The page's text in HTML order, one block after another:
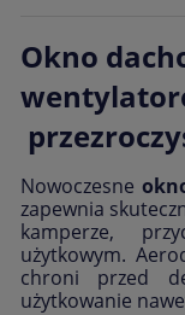
Okno
Nowoczesne
zapewnia
kamperze,
użytkowym.
chroni przed
użytkowanie